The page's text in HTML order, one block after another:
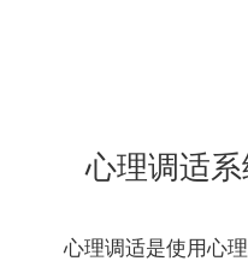
心理调适
心理调适是使用心